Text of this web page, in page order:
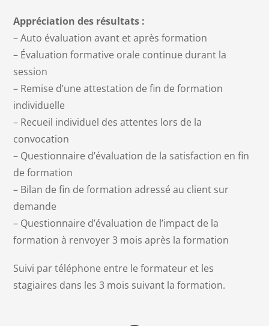
Appréciation des résultats :
– Auto évaluation avant et après formation
– Évaluation formative orale continue durant la
session
– Remise d’une attestation de fin de formation
individuelle
– Recueil individuel des attentes lors de la
convocation
– Questionnaire d’évaluation de la satisfaction en fin
de formation
– Bilan de fin de formation adressé au client sur
demande
– Questionnaire d’évaluation de l’impact de la
formation à renvoyer 3 mois après la formation
Suivi par téléphone entre le formateur et les
stagiaires dans les 3 mois suivant la formation.